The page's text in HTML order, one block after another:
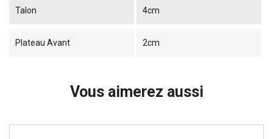
Talon 4cm
Plateau Avant 2cm
Vous aimerez aussi